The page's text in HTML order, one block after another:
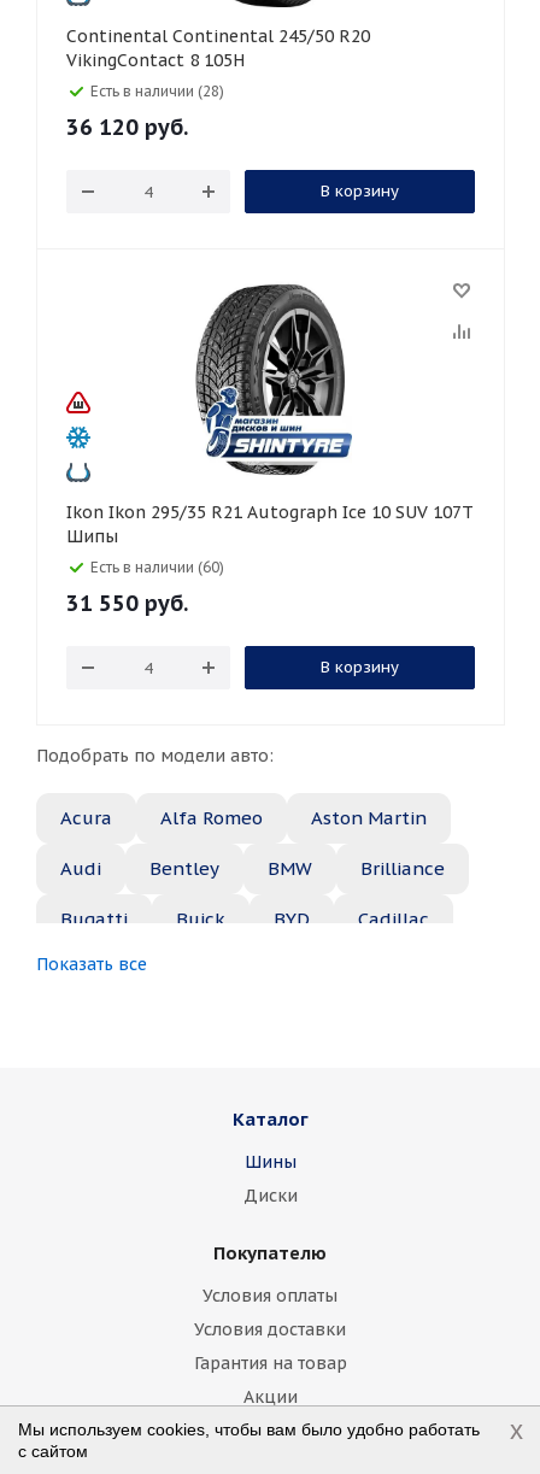
Continental Continental 245/50 R20
VikingContact 8 105H
Есть в наличии (28)
36 120 руб.
В корзину
Ikon Ikon 295/35 R21 Autograph Ice 10 SUV 107T
Шипы
Есть в наличии (60)
31 550 руб.
В корзину
Подобрать по модели авто:
Acura Alfa Romeo Aston Martin
Audi Bentley BMW Brilliance
Bugatti Buick BYD Cadillac
Changan
FAW Ferrari
Foton
Hyundai Infiniti
Jaguar Jeep
Lamborghini Lancia Land Rover
Показать все
Каталог
Шины
Диски
Покупателю
Условия оплаты
Условия доставки
Гарантия на товар
Акции
Мы используем cookies, чтобы вам было удобно работать
с сайтом
x